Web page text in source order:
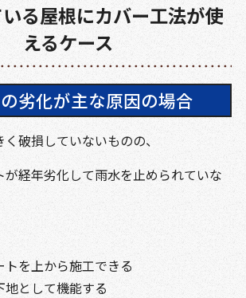
る屋根にカバー工法が使
えるケース
劣化が主な原因の場合
破損していないものの、
が経年劣化して雨水を止められていな
トを上から施工できる
地として機能する